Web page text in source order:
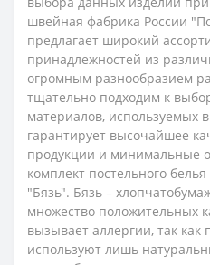
швейная фабрика России
предлагает широкий
принадлежностей из
огромным разнообразием
тщательно подходим к
материалов, используемых
гарантирует высочайшее
продукции и минимальные
комплект постельного
"Бязь". Бязь –
множество положительных
вызывает аллергии, так как
используют лишь